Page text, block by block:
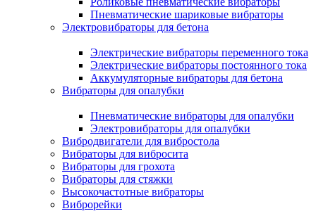
Пневматические шариковые вибраторы
Электровибраторы для бетона
Электрические вибраторы переменного тока
Электрические вибраторы постоянного тока
Аккумуляторные вибраторы для бетона
Вибраторы для опалубки
Пневматические вибраторы для опалубки
Электровибраторы для опалубки
Вибродвигатели для вибростола
Вибраторы для вибросита
Вибраторы для грохота
Вибраторы для стяжки
Высокочастотные вибраторы
Виброрейки